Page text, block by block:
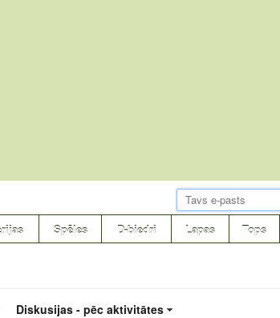
Spēles D-biedri Lapas Tops
Diskusijas - pēc aktivitātes